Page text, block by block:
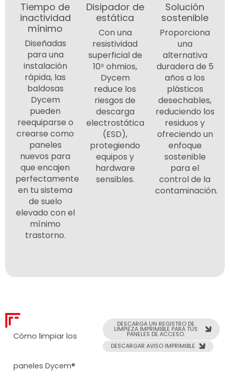
Tiempo de
inactividad
mínimo
Diseñadas
para una
instalación
rápida, las
baldosas
Dycem
pueden
reequiparse o
crearse como
paneles
nuevos para
que encajen
perfectamente
en tu sistema
de suelo
elevado con el
mínimo
trastorno.
Disipador de
estática
Con una
resistividad
superficial de
10⁸ ohmios,
Dycem
reduce los
riesgos de
descarga
electrostática
(ESD),
protegiendo
equipos y
hardware
sensibles.
Solución
sostenible
Proporciona
una
alternativa
duradera de 5
años a los
plásticos
desechables,
reduciendo los
residuos y
ofreciendo un
enfoque
sostenible
para el
control de la
contaminación.
Cómo limpiar los
paneles Dycem®
DESCARGA UN REGISTRO DE
LIMPIEZA IMPRIMIBLE PARA TUS
PANELES DE ACCESO.
DESCARGAR AVISO IMPRIMIBLE